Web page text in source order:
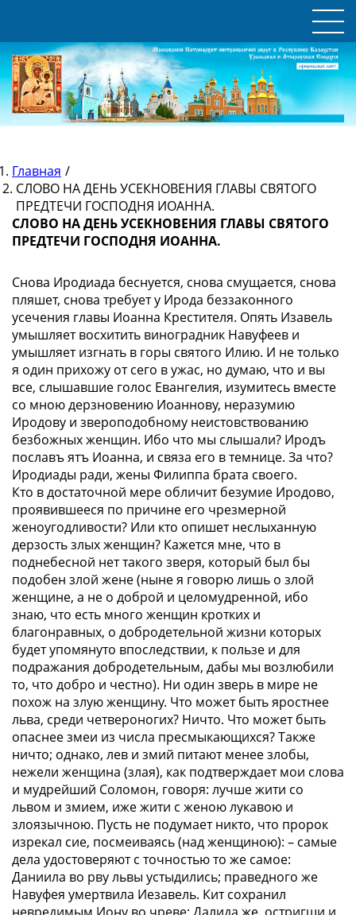
Главная /
СЛОВО НА ДЕНЬ УСЕКНОВЕНИЯ ГЛАВЫ СВЯТОГО
ПРЕДТЕЧИ ГОСПОДНЯ ИОАННА.
СЛОВО НА ДЕНЬ УСЕКНОВЕНИЯ ГЛАВЫ СВЯТОГО
ПРЕДТЕЧИ ГОСПОДНЯ ИОАННА.
Снова Иродиада беснуется, снова смущается, снова
пляшет, снова требует у Ирода беззаконного
усечения главы Иоанна Крестителя. Опять Изавель
умышляет восхитить виноградник Навуфеев и
умышляет изгнать в горы святого Илию. И не только
я один прихожу от сего в ужас, но думаю, что и вы
все, слышавшие голос Евангелия, изумитесь вместе
со мною дерзновению Иоаннову, неразумию
Иродову и звероподобному неистовствованию
безбожных женщин. Ибо что мы слышали? Иродъ
пославъ ятъ Иоанна, и связа его в темнице. За что?
Иродиады ради, жены Филиппа брата своего.
Кто в достаточной мере обличит безумие Иродово,
проявившееся по причине его чрезмерной
женоугодливости? Или кто опишет неслыханную
дерзость злых женщин? Кажется мне, что в
поднебесной нет такого зверя, который был бы
подобен злой жене (ныне я говорю лишь о злой
женщине, а не о доброй и целомудренной, ибо
знаю, что есть много женщин кротких и
благонравных, о добродетельной жизни которых
будет упомянуто впоследствии, к пользе и для
подражания добродетельным, дабы мы возлюбили
то, что добро и честно). Ни один зверь в мире не
похож на злую женщину. Что может быть яростнее
льва, среди четвероногих? Ничто. Что может быть
опаснее змеи из числа пресмыкающихся? Также
ничто; однако, лев и змий питают менее злобы,
нежели женщина (злая), как подтверждает мои слова
и мудрейший Соломон, говоря: лучше жити со
львом и змием, иже жити с женою лукавою и
злоязычною. Пусть не подумает никто, что пророк
изрекал сие, посмеиваясь (над женщиною): – самые
дела удостоверяют с точностью то же самое:
Даниила во рву львы устыдились; праведного же
Навуфея умертвила Иезавель. Кит сохранил